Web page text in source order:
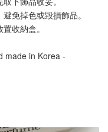
免掉色或毀損飾品。
收納盒。
made in Korea -